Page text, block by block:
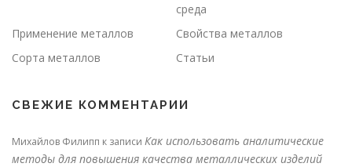
среда
Применение металлов
Свойства металлов
Сорта металлов
Статьи
СВЕЖИЕ КОММЕНТАРИИ
Михайлов Филипп к записи Как использовать аналитические
методы для повышения качества металлических изделий